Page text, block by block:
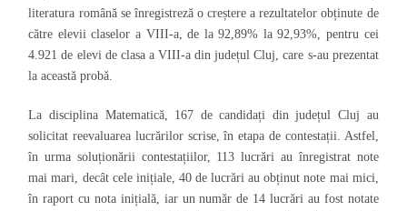
literatura română se înregistreză o creștere a rezultatelor obținute de
către elevii claselor a VIII-a, de la 92,89% la 92,93%, pentru cei
4.921 de elevi de clasa a VIII-a din județul Cluj, care s-au prezentat
la această probă.
La disciplina Matematică, 167 de candidați din județul Cluj au
solicitat reevaluarea lucrărilor scrise, în etapa de contestații. Astfel,
în urma soluționării contestațiilor, 113 lucrări au înregistrat note
mai mari, decât cele inițiale, 40 de lucrări au obținut note mai mici,
în raport cu nota inițială, iar un număr de 14 lucrări au fost notate